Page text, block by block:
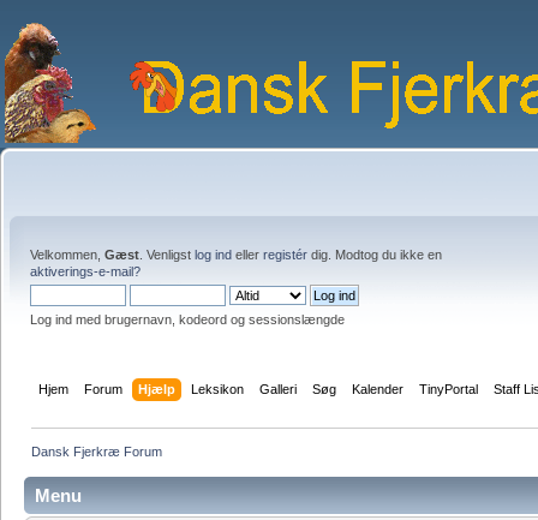
Velkommen, Gæst . Venligst log ind eller registér dig. Modtog du ikke en
aktiverings-e-mail?
Log ind med brugernavn, kodeord og sessionslængde
Hjem Forum Hjælp Leksikon Galleri Søg Kalender TinyPortal Staff
Dansk Fjerkræ Forum
Menu